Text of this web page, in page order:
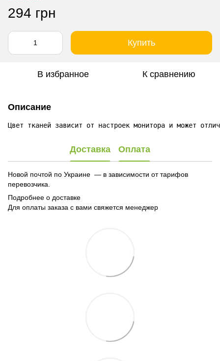
294 грн
Купить
В избранное К сравнению
Описание
Цвет тканей зависит от настроек монитора и может
Доставка Оплата
Новой почтой по Украине — в зависимости от тарифов
перевозчика.
Подробнее о доставке
Для оплаты заказа с вами свяжется менеджер